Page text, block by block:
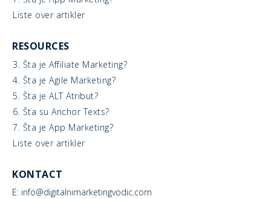
Liste over artikler
RESOURCES
3. Šta je Affiliate Marketing?
4. Šta je Agile Marketing?
5. Šta je ALT Atribut?
6. Šta su Anchor Texts?
7. Šta je App Marketing?
Liste over artikler
KONTACT
E: info@digitalnimarketingvodic.com